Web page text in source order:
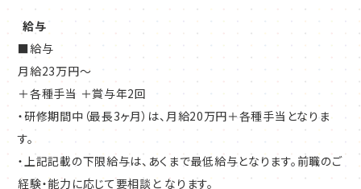
給与
■給与
月給23万円～
＋各種手当 ＋賞与年2回
・研修期間中（最長3ヶ月）は、月給20万円＋各種手当となりま
す。
・上記記載の下限給与は、あくまで最低給与となります。前職のご
経験・能力に応じて要相談と なります。